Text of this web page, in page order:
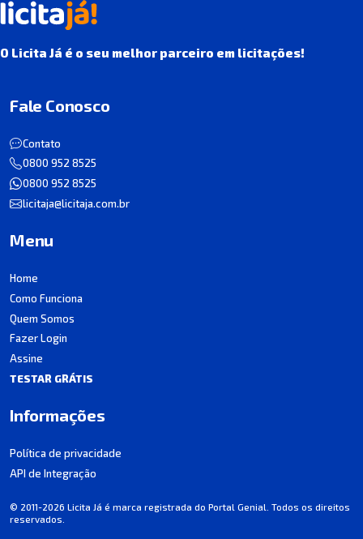
O Licita Já é o seu melhor parceiro em licitações!
Fale Conosco
Contato
0800 952 8525
0800 952 8525
licitaja@licitaja.com.br
Menu
Home
Como Funciona
Quem Somos
Fazer Login
Assine
TESTAR GRÁTIS
Informações
Política de privacidade
API de Integração
© 2011-2026 Licita Já é marca registrada do Portal Genial. Todos os direitos
reservados.